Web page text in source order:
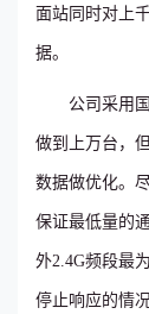
面站同时对上
据。
公司采用
做到上万台，
数据做优化。
保证最低量的
外2.4G频段最
停止响应的情